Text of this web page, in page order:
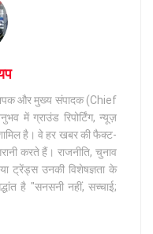
और मुख्य संपादक (Chief
में ग्राउंड रिपोर्टिंग, न्यूज़
है। वे हर खबर की फैक्ट-
करते हैं। राजनीति, चुनाव
ट्रेंड्स उनकी विशेषज्ञता के
है "सनसनी नहीं, सच्चाई;